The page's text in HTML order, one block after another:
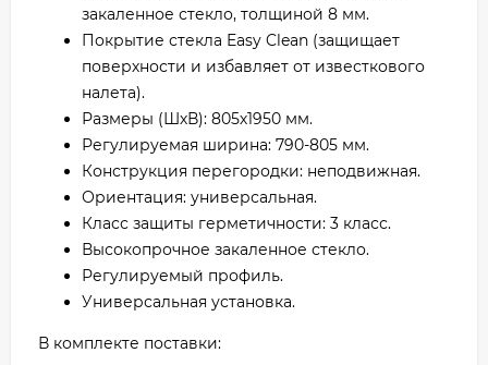
закаленное стекло, толщиной 8 мм.
Покрытие стекла Easy Clean (защищает
поверхности и избавляет от известкового
налета).
Размеры (ШхВ): 805х1950 мм.
Регулируемая ширина: 790-805 мм.
Конструкция перегородки: неподвижная.
Ориентация: универсальная.
Класс защиты герметичности: 3 класс.
Высокопрочное закаленное стекло.
Регулируемый профиль.
Универсальная установка.
В комплекте поставки: